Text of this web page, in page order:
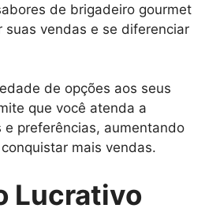
de brigadeiro gourmet
suas vendas e se diferenciar
de opções aos seus
que você atenda a
preferências, aumentando
mais vendas.
Lucrativo